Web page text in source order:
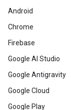
Android
Chrome
Firebase
Google AI Studio
Google Antigravity
Google Cloud
Google Play